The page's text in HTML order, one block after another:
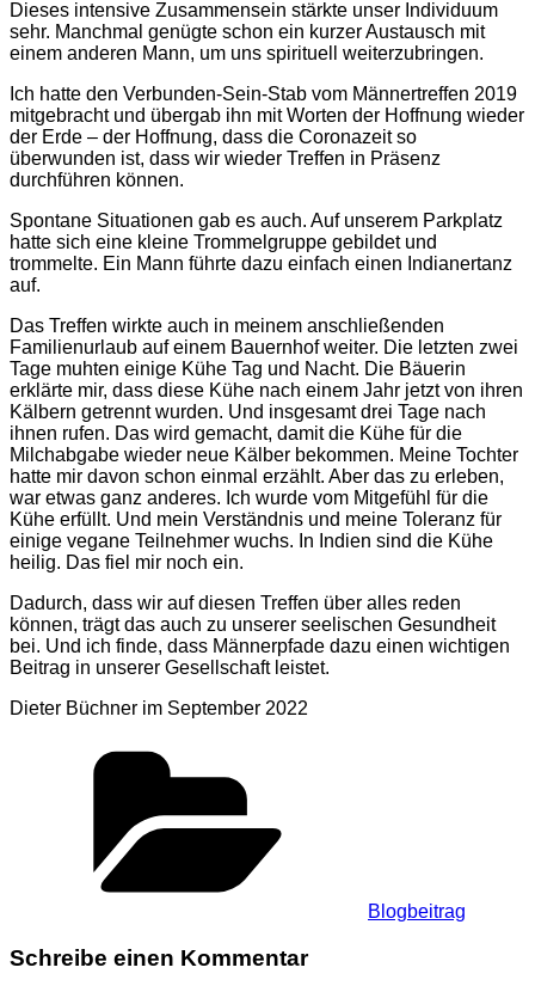
Dieses intensive Zusammensein stärkte unser Individuum
sehr. Manchmal genügte schon ein kurzer Austausch mit
einem anderen Mann, um uns spirituell weiterzubringen.
Ich hatte den Verbunden-Sein-Stab vom Männertreffen 2019
mitgebracht und übergab ihn mit Worten der Hoffnung wieder
der Erde – der Hoffnung, dass die Coronazeit so
überwunden ist, dass wir wieder Treffen in Präsenz
durchführen können.
Spontane Situationen gab es auch. Auf unserem Parkplatz
hatte sich eine kleine Trommelgruppe gebildet und
trommelte. Ein Mann führte dazu einfach einen Indianertanz
auf.
Das Treffen wirkte auch in meinem anschließenden
Familienurlaub auf einem Bauernhof weiter. Die letzten zwei
Tage muhten einige Kühe Tag und Nacht. Die Bäuerin
erklärte mir, dass diese Kühe nach einem Jahr jetzt von ihren
Kälbern getrennt wurden. Und insgesamt drei Tage nach
ihnen rufen. Das wird gemacht, damit die Kühe für die
Milchabgabe wieder neue Kälber bekommen. Meine Tochter
hatte mir davon schon einmal erzählt. Aber das zu erleben,
war etwas ganz anderes. Ich wurde vom Mitgefühl für die
Kühe erfüllt. Und mein Verständnis und meine Toleranz für
einige vegane Teilnehmer wuchs. In Indien sind die Kühe
heilig. Das fiel mir noch ein.
Dadurch, dass wir auf diesen Treffen über alles reden
können, trägt das auch zu unserer seelischen Gesundheit
bei. Und ich finde, dass Männerpfade dazu einen wichtigen
Beitrag in unserer Gesellschaft leistet.
Dieter Büchner im September 2022
Blogbeitrag
Schreibe einen Kommentar